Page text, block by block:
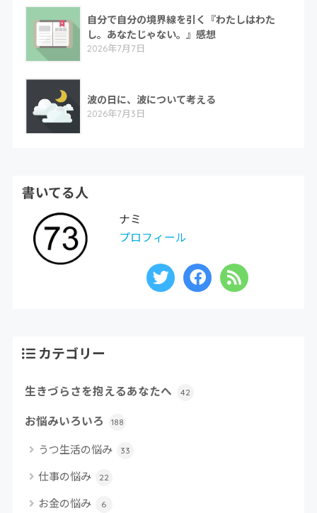
自分で自分の境界線を引く『わたしはわた
し。あなたじゃない。』感想
2026年7月7日
波の日に、波について考える
2026年7月3日
書いてる人
ナミ
プロフィール
カテゴリー
生きづらさを抱えるあなたへ 42
お悩みいろいろ 188
うつ生活の悩み 33
仕事の悩み 22
お金の悩み 6